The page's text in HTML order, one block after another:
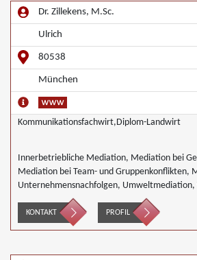
Dr. Zillekens, M.Sc.
Ulrich
80538
München
Kommunikationsfachwirt,Diplom-Landwirt
Innerbetriebliche Mediation, Mediation bei
Mediation bei Team- und Gruppenkonflikten,
Unternehmensnachfolgen,
KONTAKT PROFIL